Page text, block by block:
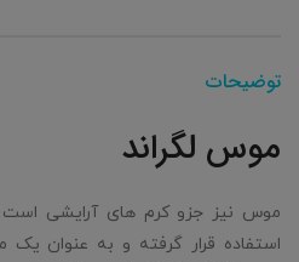
توضیحات
موس لگراند
موس نیز جزو کرم های آرایشی است
استفاده قرار گرفته و به عنوان